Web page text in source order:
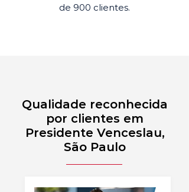
de 900 clientes.
Qualidade reconhecida
por clientes em
Presidente Venceslau,
São Paulo